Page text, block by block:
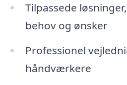
Tilpassede
behov og ønsker
Professionel
håndværkere